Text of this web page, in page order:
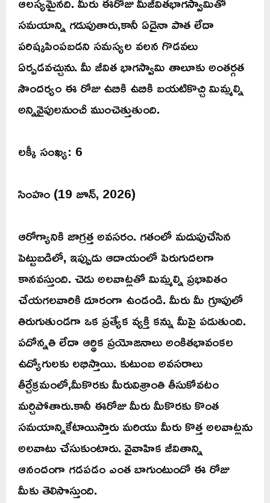
సమయాన్ని గడుపుతారు,కానీ ఏదైనా పాత లేదా
పరిష్కపింపబడని సమస్యల వలన గొడవలు
ఏర్పడవచ్చును. మీ జీవిత భాగస్వామి తాలూకు అంతర్గత
సౌందర్యం ఈ రోజు ఉబికి ఉబికి బయటికొచ్చి మిమ్మల్ని
అన్నివైపులనుంచీ ముంచెత్తుతుంది.
లక్కీ సంఖ్య: 6
సింహం (19 జూన్, 2026)
ఆరోగ్యానికి జాగ్రత్త అవసరం. గతంలో మదుపుచేసిన
పెట్టుబడిలో, ఇప్పుడు ఆదాయంలో పెరుగుదలగా
కానవస్తుంది. చెడు అలవాట్లతో మిమ్మల్ని ప్రభావితం
చేయగలవారికి దూరంగా ఉండండి. మీరు మీ గ్రూపులో
తిరుగుతుండగా ఒక ప్రత్యేక వ్యక్తి కన్ను మీపై పడుతుంది.
పదోన్నతి లేదా ఆర్థిక ప్రయోజనాలు అంకితభావంకల
ఉద్యోగులకు లభిస్తాయి. కుటుంబ అవసరాలు
తీర్చేక్రమంలో,మీకొరకు మీరువిశ్రాంతి తీసుకోవటం
మర్చిపోతారు.కానీ ఈరోజు మీరు మీకొరకు కొంత
సమయాన్నికేటాయిస్తారు మరియు మీరు కొత్త అలవాట్లను
అలవాటు చేసుకుంటారు. వైవాహిక జీవితాన్ని
ఆనందంగా గడపడం ఎంత బాగుంటుందో ఈ రోజు
మీకు తెలిసొస్తుంది.